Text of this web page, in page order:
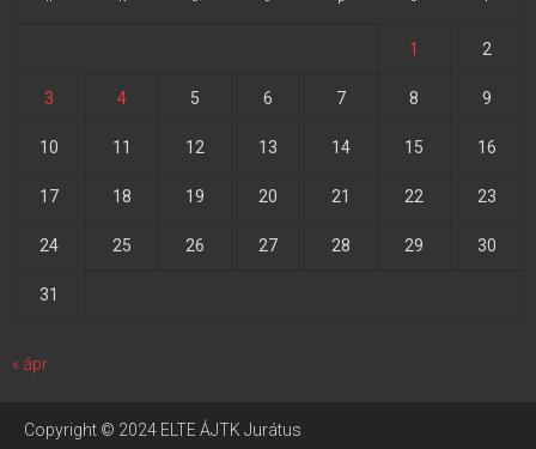
1 2
3 4 5 6 7 8 9
10 11 12 13 14 15 16
17 18 19 20 21 22 23
24 25 26 27 28 29 30
31
« ápr
Copyright © 2024 ELTE ÁJTK Jurátus